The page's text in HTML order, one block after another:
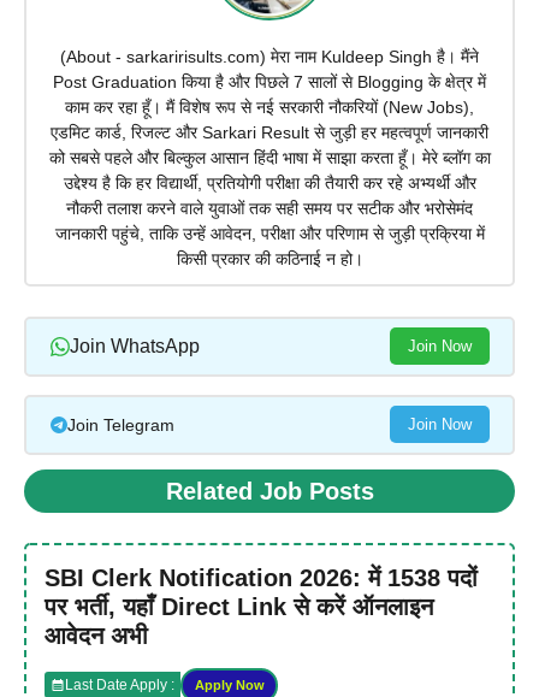
(About - sarkaririsults.com) मेरा नाम Kuldeep Singh है। मैंने
Post Graduation किया है और पिछले 7 सालों से Blogging के क्षेत्र में
काम कर रहा हूँ। मैं विशेष रूप से नई सरकारी नौकरियों (New Jobs),
एडमिट कार्ड, रिजल्ट और Sarkari Result से जुड़ी हर महत्वपूर्ण जानकारी
को सबसे पहले और बिल्कुल आसान हिंदी भाषा में साझा करता हूँ। मेरे ब्लॉग का
उद्देश्य है कि हर विद्यार्थी, प्रतियोगी परीक्षा की तैयारी कर रहे अभ्यर्थी और
नौकरी तलाश करने वाले युवाओं तक सही समय पर सटीक और भरोसेमंद
जानकारी पहुंचे, ताकि उन्हें आवेदन, परीक्षा और परिणाम से जुड़ी प्रक्रिया में
किसी प्रकार की कठिनाई न हो।
Join WhatsApp Join Now
Join Telegram Join Now
Related Job Posts
SBI Clerk Notification 2026: में 1538 पदों
पर भर्ती, यहाँ Direct Link से करें ऑनलाइन
आवेदन अभी
Last Date Apply : Apply Now